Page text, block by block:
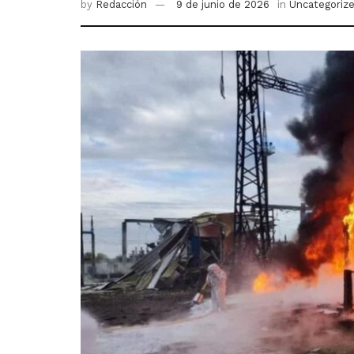
by Redacción 9 de junio de 2026 in